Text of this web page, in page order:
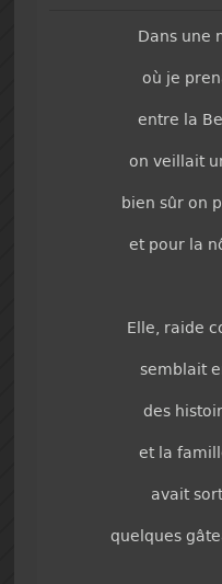
Dans une
où je
entre la
on veillait
bien sûr on
et pour la
Elle, raide
semblait
des
et la
avait
quelques